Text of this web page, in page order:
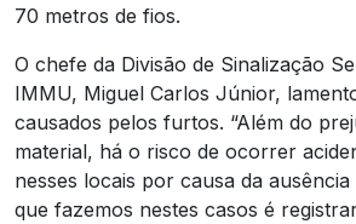
70 metros de fios.
O chefe da Divisão de Sinalização
IMMU, Miguel Carlos Júnior,
causados pelos furtos. “Além do
material, há o risco de ocorrer
nesses locais por causa da ausência
que fazemos nestes casos é